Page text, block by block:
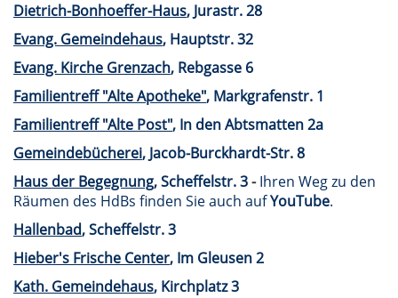
Dietrich-Bonhoeffer-Haus, Jurastr. 28
Evang. Gemeindehaus, Hauptstr. 32
Evang. Kirche Grenzach, Rebgasse 6
Familientreff "Alte Apotheke", Markgrafenstr. 1
Familientreff "Alte Post", In den Abtsmatten 2a
Gemeindebücherei, Jacob-Burckhardt-Str. 8
Haus der Begegnung, Scheffelstr. 3-Ihren Weg zu den
Räumen des HdBs finden Sie auch aufYouTube.
Hallenbad, Scheffelstr. 3
Hieber's Frische Center, Im Gleusen 2
Kath. Gemeindehaus, Kirchplatz 3